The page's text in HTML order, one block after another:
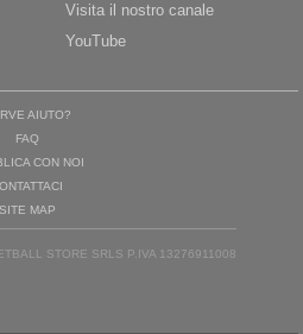
Visita il nostro canale
YouTube
AIUTO?
FAQ
CON NOI
SITE MAP
STORE SRLS P.IVA 13276911008